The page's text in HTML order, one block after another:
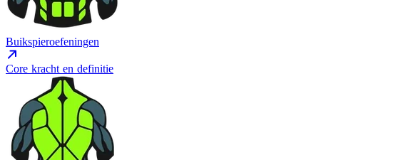
Buikspieroefeningen
Core kracht en definitie